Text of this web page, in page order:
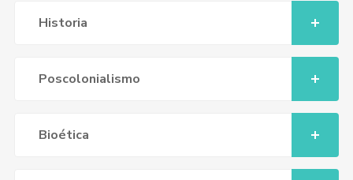
Historia
Poscolonialismo
Bioética